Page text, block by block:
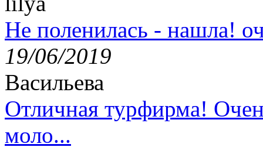
Не поленилась - нашла!
19/06/2019
Васильева
Отличная турфирма!
моло...